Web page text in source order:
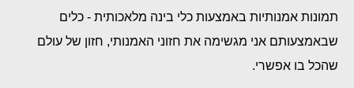
תמונות אמנותיות באמצעות כלי בינה מלאכותית - כלים
שבאמצעותם אני מגשימה את חזוני האמנותי, חזון של עולם
שהכל בו אפשרי.